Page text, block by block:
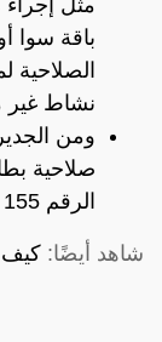
باقة سوا
نشاط غير
ومن
صلاحية
الرقم 155 أو إرسال رسالة نصية إلى الرقم 900
شاهد أيضًا: كيف